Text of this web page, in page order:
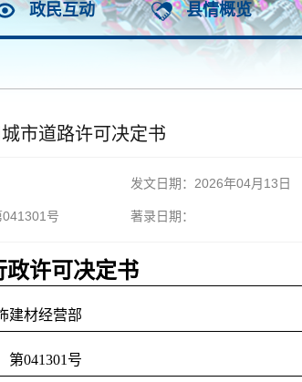
政民互动 县情概览
市道路许可决定书
发文日期：2026年04月13日
号 著录日期：
政许可决定书
建材经营部
第041301号